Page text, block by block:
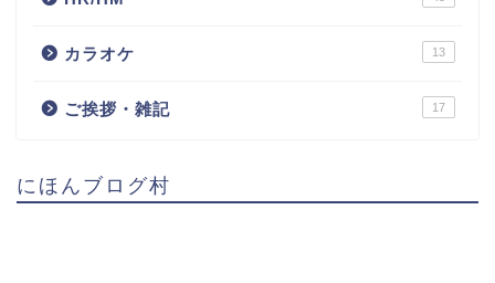
カラオケ 13
ご挨拶・雑記 17
にほんブログ村